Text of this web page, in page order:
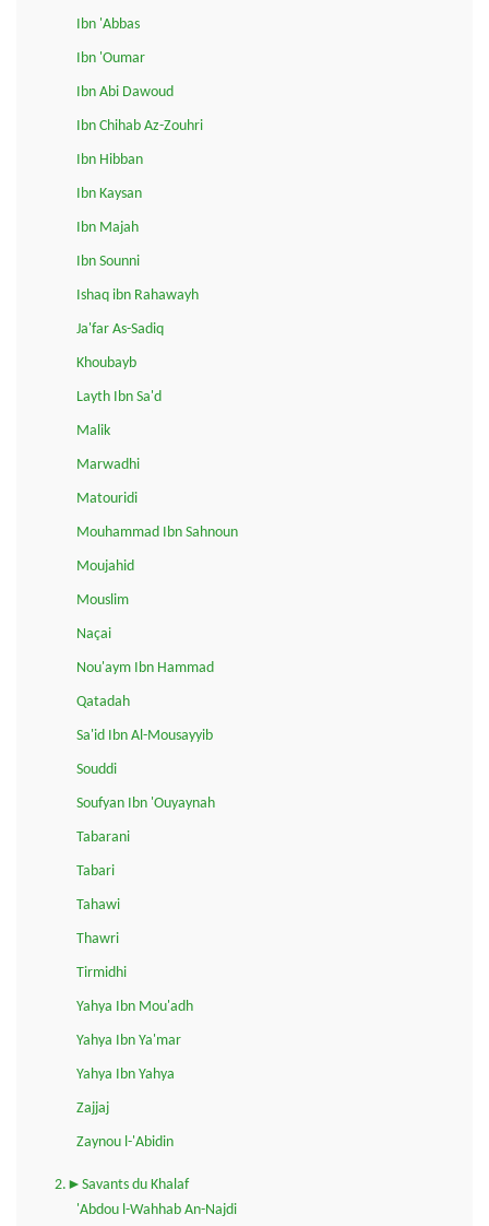
Ibn 'Abbas
Ibn 'Oumar
Ibn Abi Dawoud
Ibn Chihab Az-Zouhri
Ibn Hibban
Ibn Kaysan
Ibn Majah
Ibn Sounni
Ishaq ibn Rahawayh
Ja'far As-Sadiq
Khoubayb
Layth Ibn Sa'd
Malik
Marwadhi
Matouridi
Mouhammad Ibn Sahnoun
Moujahid
Mouslim
Naçai
Nou'aym Ibn Hammad
Qatadah
Sa'id Ibn Al-Mousayyib
Souddi
Soufyan Ibn 'Ouyaynah
Tabarani
Tabari
Tahawi
Thawri
Tirmidhi
Yahya Ibn Mou'adh
Yahya Ibn Ya'mar
Yahya Ibn Yahya
Zajjaj
Zaynou l-'Abidin
2.►Savants du Khalaf
'Abdou l-Wahhab An-Najdi